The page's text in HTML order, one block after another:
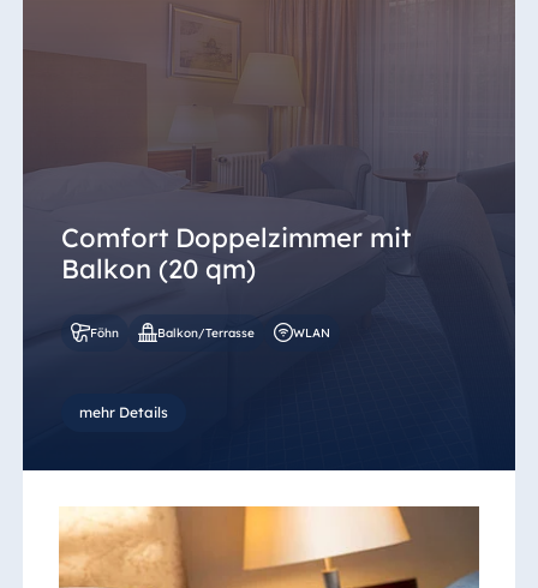
Comfort Doppelzimmer mit
Balkon (20 qm)
Föhn Balkon/Terrasse WLAN
mehr Details